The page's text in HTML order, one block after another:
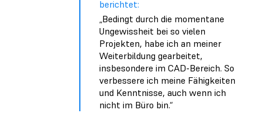
berichtet:
„Bedingt durch die momentane
Ungewissheit bei so vielen
Projekten, habe ich an meiner
Weiterbildung gearbeitet,
insbesondere im CAD-Bereich. So
verbessere ich meine Fähigkeiten
und Kenntnisse, auch wenn ich
nicht im Büro bin.“